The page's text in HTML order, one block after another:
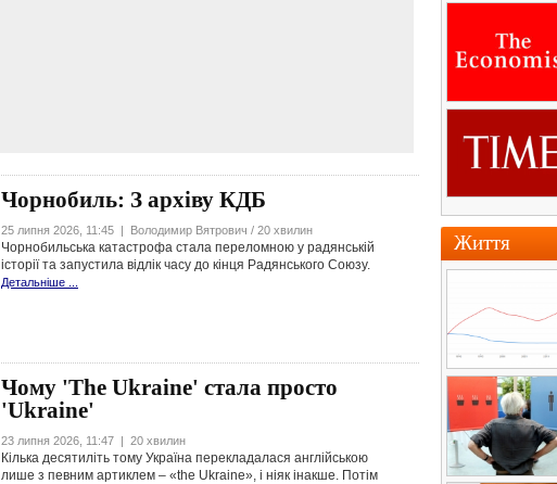
Чорнобиль: З архіву КДБ
25 липня 2026, 11:45 | Володимир Вятрович / 20 хвилин
Чорнобильська катастрофа стала переломною у радянській
історії та запустила відлік часу до кінця Радянського Союзу.
Детальніше ...
Чому 'The Ukraine' стала просто
'Ukraine'
23 липня 2026, 11:47 | 20 хвилин
Кілька десятиліть тому Україна перекладалася англійською
лише з певним артиклем – «the Ukraine», і ніяк інакше. Потім
Життя